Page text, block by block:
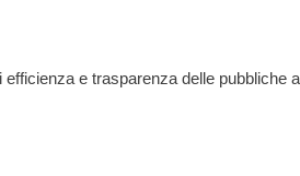
e trasparenza delle pubbliche